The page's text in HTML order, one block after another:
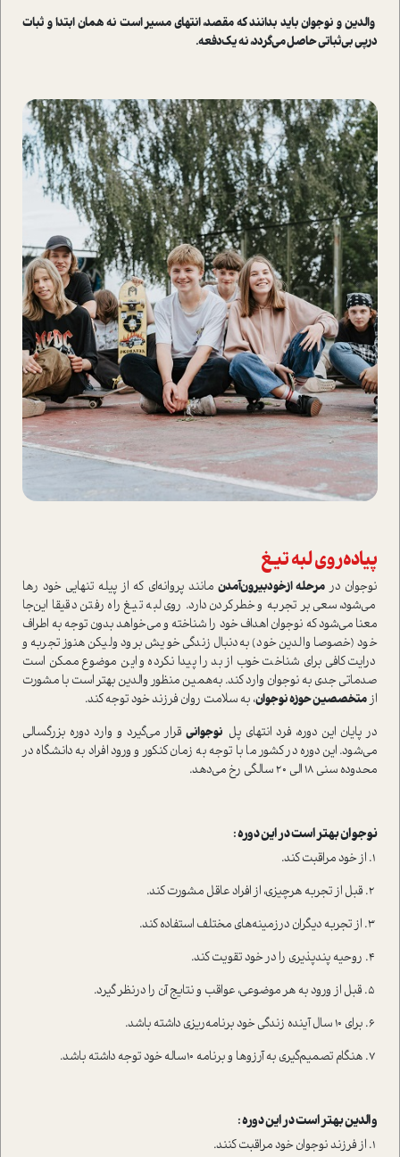
والدین و نوجوان باید بدانند که مقصد، انتهای مسیر ا‌ست نه همان ابتدا و ثبات
درپی بی‌ثباتی حاصل می‌گردد، نه یک‌دفعه.
پیاده‌روی لبه‌ تیغ
نوجوان درمرحله‌ ازخودبیرون‌آمدن مانند پروانه‌ای که از پیله‌ تنهایی خود رها
می‌شود، سعی بر تجربه و خطر‌کردن دارد. روی لبه‌ تیغ راه رفتن دقیقا این‌جا
معنا می‌شود که نوجوان اهداف خود را شناخته و می‌خواهد بدون توجه به اطراف
خود (خصوصا والدین خود) به‌دنبال زندگی خویش برود ولیکن هنوز تجربه و
درایت کافی برای شناخت خوب از بد را پیدا نکرده و این موضوع ممکن ا‌ست
صدماتی جدی به نوجوان وارد کند. به‌همین منظور والدین بهتر ا‌ست با مشورت
ازمتخصصین حوزه نوجوان، به سلامت روان فرزند خود توجه کند.
در پایان این دوره، فرد انتهای پل نوجوانیقرار می‌گیرد و وارد دوره‌ بزرگسالی
می‌شود. این دوره در کشور ما با توجه به زمان کنکور و ورود افراد به دانشگاه در
محدوده‌ سنی ۱۸ الی ۲۰ سالگی رخ می‌دهد.
نوجوان بهتر ا‌ست در این دوره :
والدین بهتر ا‌ست در این دوره :